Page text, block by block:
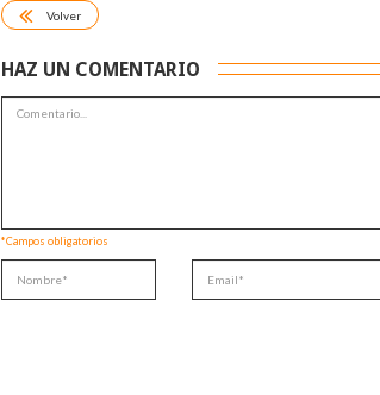
Volver
HAZ UN COMENTARIO
*Campos obligatorios